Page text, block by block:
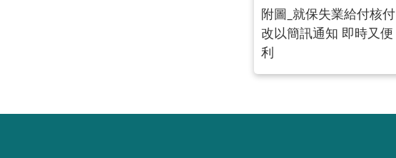
附圖_就保失業給付核付
改以簡訊通知 即時又便
利